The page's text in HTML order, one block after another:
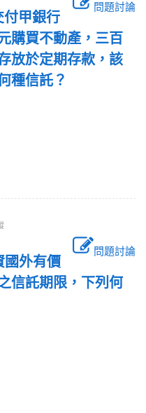
問題討論
付甲銀行
購買不動產，三百
放於定期存款，該
種信託？
問題討論
國外有價
信託期限，下列何